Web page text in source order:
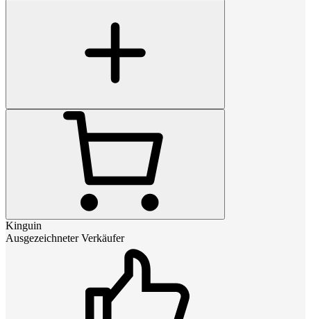
Kinguin
Ausgezeichneter Verkäufer